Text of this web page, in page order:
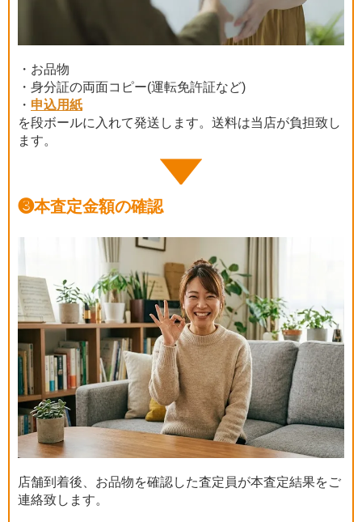
・お品物
・身分証の両面コピー(運転免許証など)
・ 申込用紙
を段ボールに入れて発送します。送料は当店が負担致し
ます。
❸本査定金額の確認
店舗到着後、お品物を確認した査定員が本査定結果をご
連絡致します。